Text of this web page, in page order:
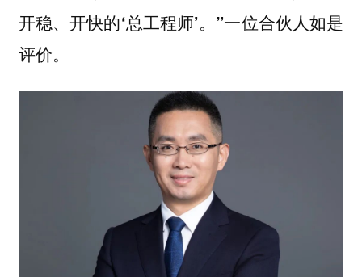
开稳、开快的‘总工程师’。”一位合伙人如是
评价。